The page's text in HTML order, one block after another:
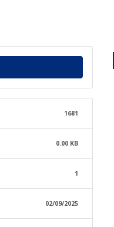
1681
0.00 KB
1
02/09/2025